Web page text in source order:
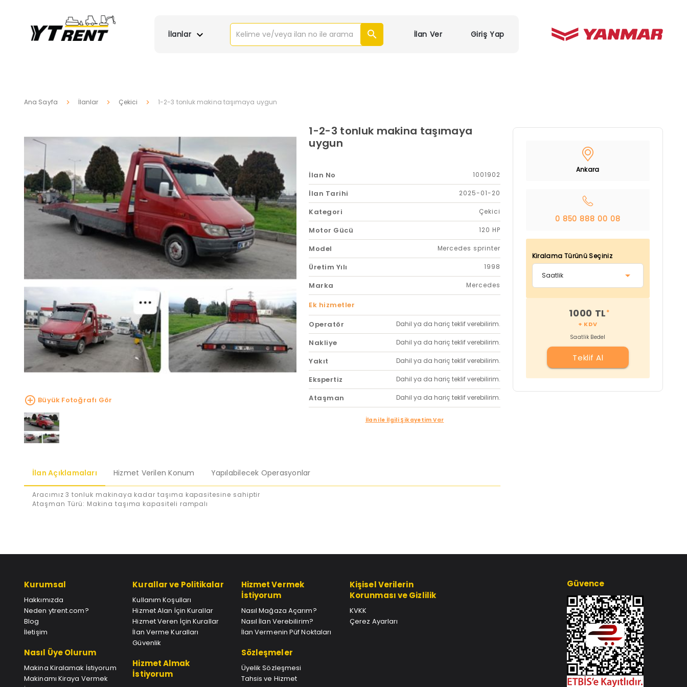
İlanlar İlan Ver Giriş Yap
Ana Sayfa İlanlar Çekici 1-2-3 tonluk makina taşımaya uygun
Büyük Fotoğrafı Gör
1-2-3 tonluk makina taşımaya
uygun
İlan No 1001902
İlan Tarihi 2025-01-20
Kategori Çekici
Motor Gücü 120 HP
Model Mercedes sprinter
Üretim Yılı 1998
Marka Mercedes
Ek hizmetler
Operatör
Dahil ya da hariç teklif verebilirim.
Nakliye Dahil ya da hariç teklif verebilirim.
Yakıt Dahil ya da hariç teklif verebilirim.
Ekspertiz Dahil ya da hariç teklif verebilirim.
Ataşman Dahil ya da hariç teklif verebilirim.
İlan ile İlgili Şikayetim Var
İlan Açıklamaları Hizmet Verilen Konum Yapılabilecek Operasyonlar
Aracımız 3 tonluk makinaya kadar taşıma kapasitesine sahiptir
Ataşman Türü: Makina taşıma kapasiteli rampalı
Ankara
0 850 888 00 08
Kiralama Türünü Seçiniz
1000 TL*
+ KDV
Saatlik Bedel
Teklif Al
Kurumsal
Hakkımızda
Neden ytrent.com?
Blog
İletişim
Nasıl Üye Olurum
Makina Kiralamak İstiyorum
Makinamı Kiraya Vermek
Kurallar ve Politikalar
Kullanım Koşulları
Hizmet Alan İçin Kurallar
Hizmet Veren İçin Kurallar
İlan Verme Kuralları
Güvenlik
Hizmet Almak
İstiyorum
Hizmet Vermek
İstiyorum
Nasıl Mağaza Açarım?
Nasıl İlan Verebilirim?
İlan Vermenin Püf Noktaları
Sözleşmeler
Üyelik Sözleşmesi
Tahsis ve Hizmet
Kişisel Verilerin
Korunması ve Gizlilik
KVKK
Çerez Ayarları
Güvence